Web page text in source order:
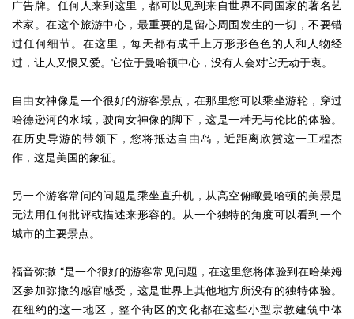
广告牌。任何人来到这里，都可以见到来自世界不同国家的著名艺
术家。在这个旅游中心，最重要的是留心周围发生的一切，不要错
过任何细节。在这里，每天都有成千上万形形色色的人和人物经
过，让人又恨又爱。它位于曼哈顿中心，没有人会对它无动于衷。
自由女神像是一个很好的游客景点，在那里您可以乘坐游轮，穿过
哈德逊河的水域，驶向女神像的脚下，这是一种无与伦比的体验。
在历史导游的带领下，您将抵达自由岛，近距离欣赏这一工程杰
作，这是美国的象征。
另一个游客常问的问题是乘坐直升机，从高空俯瞰曼哈顿的美景是
无法用任何批评或描述来形容的。从一个独特的角度可以看到一个
城市的主要景点。
福音弥撒 “是一个很好的游客常见问题，在这里您将体验到在哈莱姆
区参加弥撒的感官感受，这是世界上其他地方所没有的独特体验。
在纽约的这一地区，整个街区的文化都在这些小型宗教建筑中体